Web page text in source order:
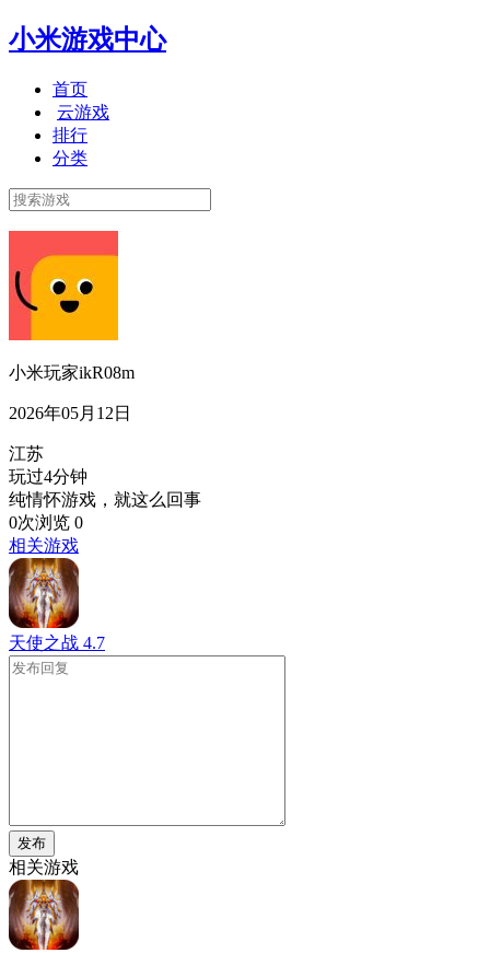
小米游戏中心
首页
云游戏
排行
分类
小米玩家ikR08m
2026年05月12日
江苏
玩过4分钟
纯情怀游戏，就这么回事
0次浏览 0
相关游戏
天使之战 4.7
发布
相关游戏